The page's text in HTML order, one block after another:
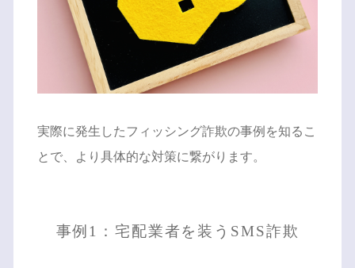
実際に発生したフィッシング詐欺の事例を知るこ
とで、より具体的な対策に繋がります。
事例1：宅配業者を装うSMS詐欺